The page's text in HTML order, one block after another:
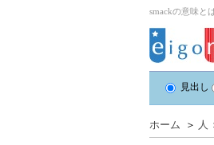
smackの意味と
見出し
ホーム ＞ 人